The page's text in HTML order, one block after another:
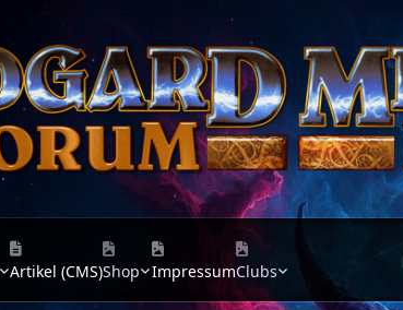
Artikel (CMS)Shop ImpressumClubs